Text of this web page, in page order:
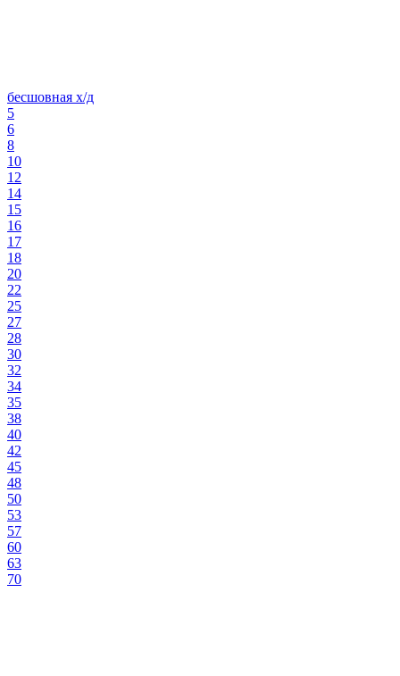
бесшовная х/д
5
6
8
10
12
14
15
16
17
18
20
22
25
27
28
30
32
34
35
38
40
42
45
48
50
53
57
60
63
70